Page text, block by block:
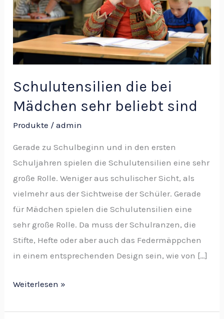
Schulutensilien die bei
Mädchen sehr beliebt sind
Produkte /admin
Gerade zu Schulbeginn und in den ersten
Schuljahren spielen die Schulutensilien eine sehr
große Rolle. Weniger aus schulischer Sicht, als
vielmehr aus der Sichtweise der Schüler. Gerade
für Mädchen spielen die Schulutensilien eine
sehr große Rolle. Da muss der Schulranzen, die
Stifte, Hefte oder aber auch das Federmäppchen
in einem entsprechenden Design sein, wie von […]
sehr
beliebt
sind
Weiterlesen »